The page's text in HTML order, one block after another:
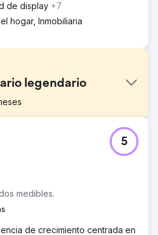
de display +7
hogar, Inmobiliaria
legendario
Service dependía en gran medida
como Redfin y operaba con
KVCore que no estaba
ni convertir. Tenían poca o
no aparecían en el
podían publicar anuncios de
eficaz debido a limitaciones
El flujo de leads era
medibles.
5
de crecimiento centrada en